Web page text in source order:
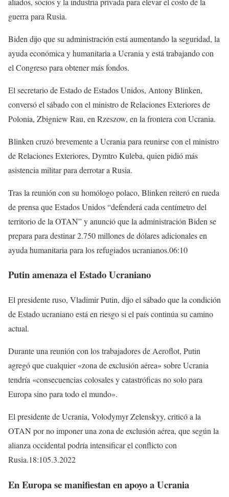
guerra para Rusia.
Biden dijo que su administración está aumentando la seguridad, la
ayuda económica y humanitaria a Ucrania y está trabajando con
el Congreso para obtener más fondos.
El secretario de Estado de Estados Unidos, Antony Blinken,
conversó el sábado con el ministro de Relaciones Exteriores de
Polonia, Zbigniew Rau, en Rzeszow, en la frontera con Ucrania.
Blinken cruzó brevemente a Ucrania para reunirse con el ministro
de Relaciones Exteriores, Dymtro Kuleba, quien pidió más
asistencia militar para derrotar a Rusia.
Tras la reunión con su homólogo polaco, Blinken reiteró en rueda
de prensa que Estados Unidos “defenderá cada centímetro del
territorio de la OTAN” y anunció que la administración Biden se
prepara para destinar 2.750 millones de dólares adicionales en
ayuda humanitaria para los refugiados ucranianos.06:10
Putin amenaza el Estado Ucraniano
El presidente ruso, Vladimir Putin, dijo el sábado que la condición
de Estado ucraniano está en riesgo si el país continúa su camino
actual.
Durante una reunión con los trabajadores de Aeroflot, Putin
agregó que cualquier «zona de exclusión aérea» sobre Ucrania
tendría «consecuencias colosales y catastróficas no solo para
Europa sino para todo el mundo».
El presidente de Ucrania, Volodymyr Zelenskyy, criticó a la
OTAN por no imponer una zona de exclusión aérea, que según la
alianza occidental podría intensificar el conflicto con
Rusia.18:105.3.2022
En Europa se manifiestan en apoyo a Ucrania